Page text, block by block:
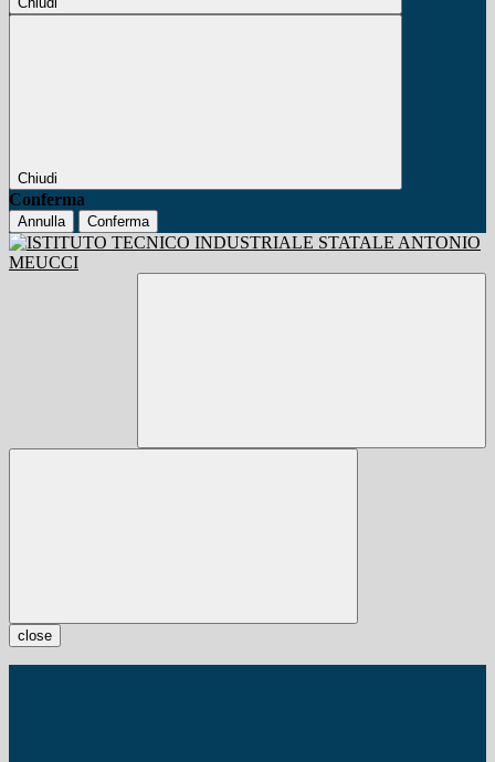
Chiudi
Conferma
Annulla Conferma
close